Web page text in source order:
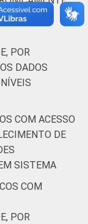
COM
POR
DADOS
COM ACESSO
DE
SISTEMA
COM
POR